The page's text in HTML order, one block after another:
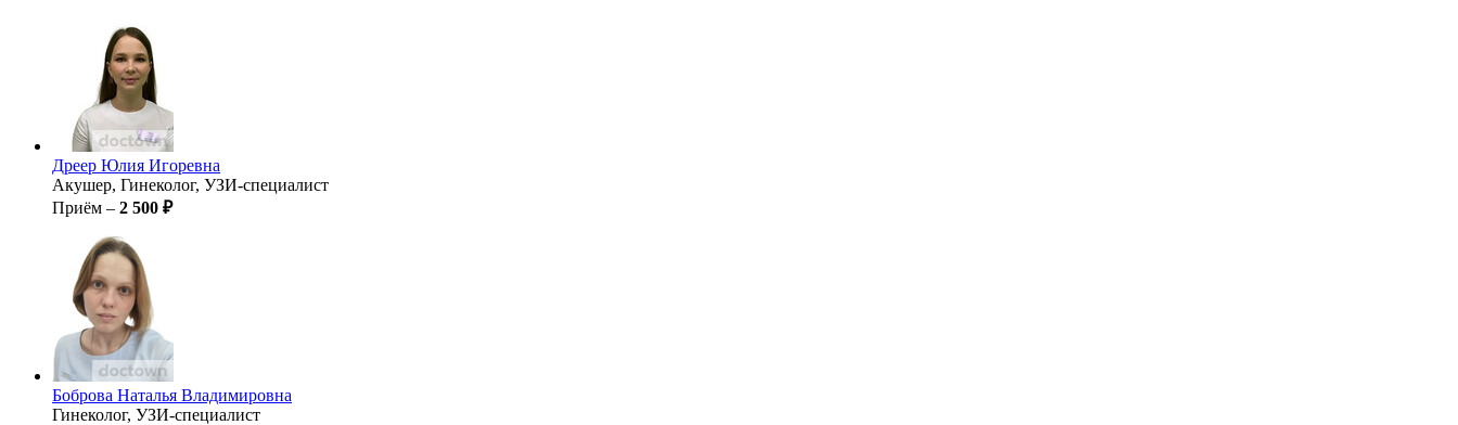
Дреер Юлия Игоревна
Акушер, Гинеколог, УЗИ-специалист
Приём – 2 500 ₽
Боброва Наталья Владимировна
Гинеколог, УЗИ-специалист